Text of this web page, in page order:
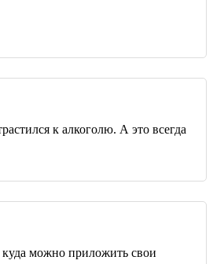
к алкоголю. А это всегда
куда можно приложить свои